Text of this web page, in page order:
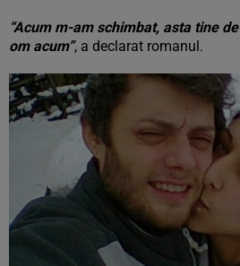
“Acum m-am schimbat, asta tine
om acum”, a declarat romanul.